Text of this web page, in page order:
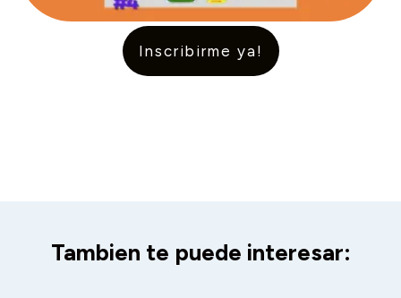
Inscribirme ya!
Tambien te puede interesar: